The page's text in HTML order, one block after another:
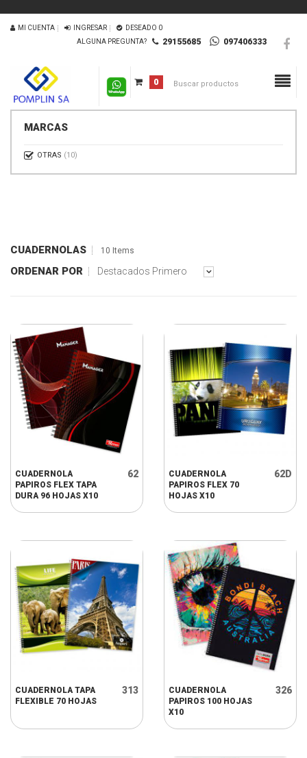
MI CUENTA INGRESAR DESEADO 0
ALGUNA PREGUNTA?
29155685 097406333
0
MARCAS
OTRAS (10)
CUADERNOLAS 10 Items
ORDENAR POR Destacados Primero
CUADERNOLA
PAPIROS FLEX TAPA
DURA 96 HOJAS X10
62
CUADERNOLA
PAPIROS FLEX 70
HOJAS X10
62D
CUADERNOLA TAPA
FLEXIBLE 70 HOJAS
313
CUADERNOLA
PAPIROS 100 HOJAS
X10
326